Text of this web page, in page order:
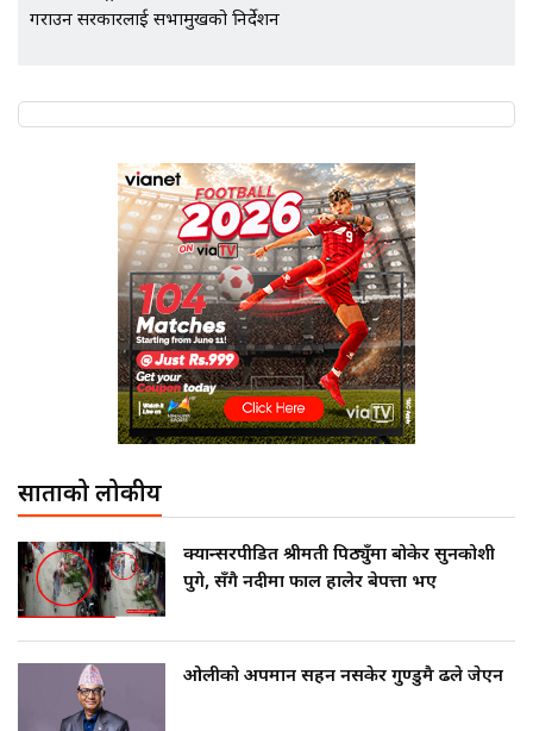
गराउन सरकारलाई सभामुखको निर्देशन
साताको लोकप्रीय
क्यान्सरपीडित श्रीमती पिठ्युँमा बोकेर सुनकोशी
पुगे, सँगै नदीमा फाल हालेर बेपत्ता भए
ओलीको अपमान सहन नसकेर गुण्डुमै ढले जेएन